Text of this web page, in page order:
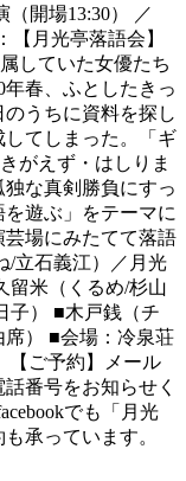
（開場13:30） ／
【月光亭落語会】
していた女優たち
春、ふとしたきっ
うちに資料を探し
てしまった。「ギ
がえず・はしりま
な真剣勝負にすっ
遊ぶ」をテーマに
芸場にみたてて落語
/立石義江）／月光
留米（くるめ/杉山
子） ■木戸銭（チ
席） ■会場：冷泉荘
【ご予約】メール
番号をお知らせく
でも「月光
承っています。